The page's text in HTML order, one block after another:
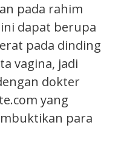
pada rahim
dapat berupa
pada dinding
vagina, jadi
dokter
yang
para